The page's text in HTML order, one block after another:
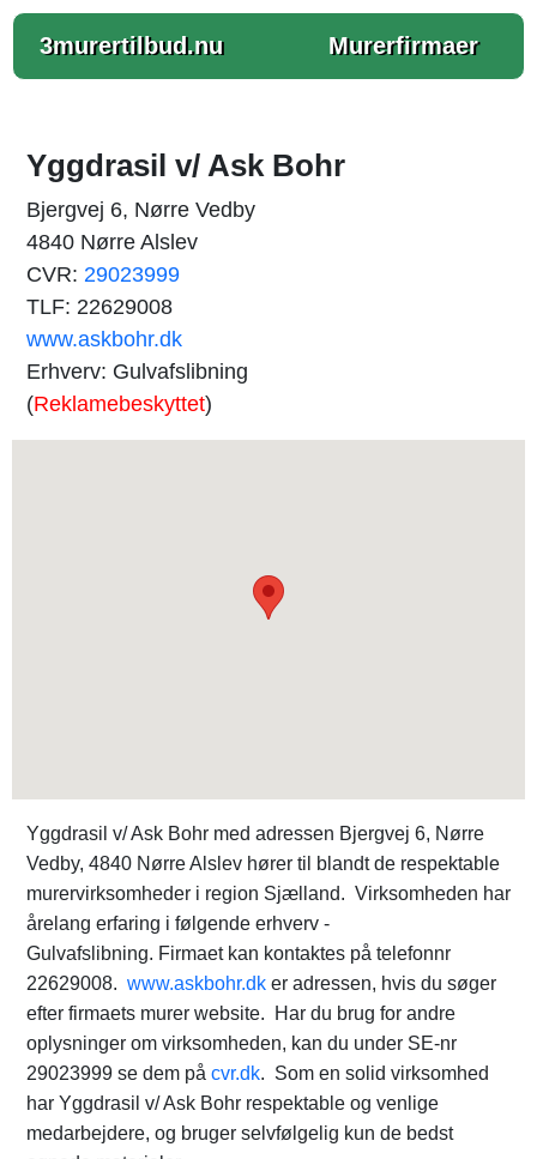
3murertilbud.nu Murerfirmaer
Yggdrasil v/ Ask Bohr
Bjergvej 6, Nørre Vedby
4840 Nørre Alslev
CVR: 29023999
TLF: 22629008
www.askbohr.dk
Erhverv: Gulvafslibning
(Reklamebeskyttet)
Yggdrasil v/ Ask Bohr med adressen Bjergvej 6, Nørre
Vedby, 4840 Nørre Alslev hører til blandt de respektable
murervirksomheder i region Sjælland. Virksomheden har
årelang erfaring i følgende erhverv -
Gulvafslibning. Firmaet kan kontaktes på telefonnr
22629008. www.askbohr.dk er adressen, hvis du søger
efter firmaets murer website. Har du brug for andre
oplysninger om virksomheden, kan du under SE-nr
29023999 se dem på cvr.dk. Som en solid virksomhed
har Yggdrasil v/ Ask Bohr respektable og venlige
medarbejdere, og bruger selvfølgelig kun de bedst